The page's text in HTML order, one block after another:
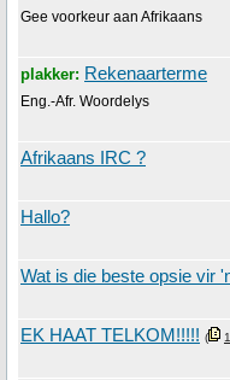
Gee voorkeur aan Afrikaans
plakker: Rekenaarterme
Eng.-Afr. Woordelys
Afrikaans IRC ?
Hallo?
Wat is die beste opsie vir
EK HAAT TELKOM!!!!! ( 1